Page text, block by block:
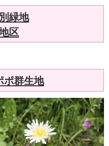
緑地
区
ポ群生地